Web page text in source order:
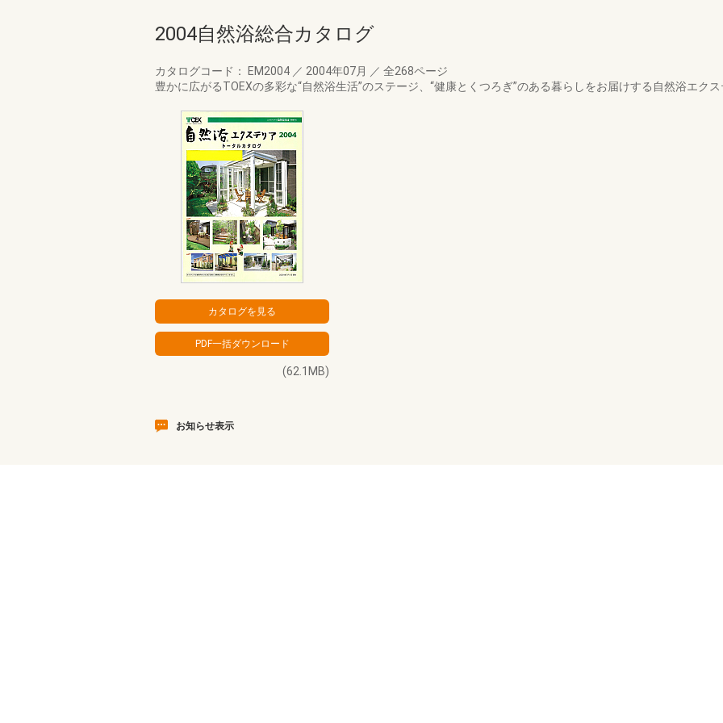
2004自然浴総合カタログ
カタログコード： EM2004 ／ 2004年07月 ／ 全268ページ
豊かに広がるTOEXの多彩な“自然浴生活”のステージ、“健康とくつろぎ”のある暮らしをお届けする自然浴エクス
(62.1MB)
お知らせ表示